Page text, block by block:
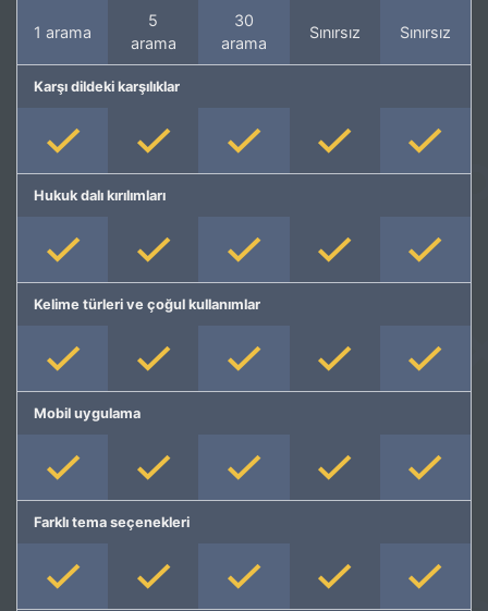
1 arama
5
arama
30
arama
Sınırsız Sınırsız
Karşı dildeki karşılıklar
Hukuk dalı kırılımları
Kelime türleri ve çoğul kullanımlar
Mobil uygulama
Farklı tema seçenekleri